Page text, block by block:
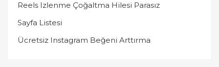
Reels Izlenme Çoğaltma Hilesi Parasız
Sayfa Listesi
Ücretsiz Instagram Beğeni Arttırma